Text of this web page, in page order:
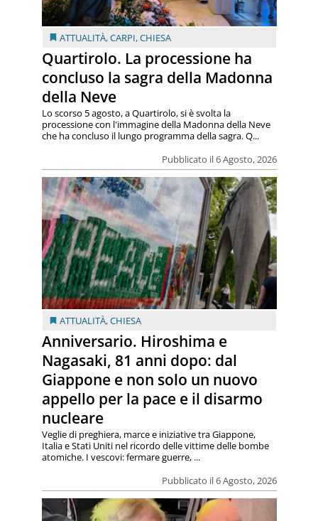
ATTUALITÀ,CARPI,CHIESA
Quartirolo. La processione ha
concluso la sagra della Madonna
della Neve
Pubblicato il 6 Agosto, 2026
Lo scorso 5 agosto, a Quartirolo, si è svolta la
processione con l'immagine della Madonna della Neve
che ha concluso il lungo programma della sagra. Q...
ATTUALITÀ,CHIESA
Anniversario. Hiroshima e
Nagasaki, 81 anni dopo: dal
Giappone e non solo un nuovo
appello per la pace e il disarmo
nucleare
Pubblicato il 6 Agosto, 2026
Veglie di preghiera, marce e iniziative tra Giappone,
Italia e Stati Uniti nel ricordo delle vittime delle bombe
atomiche. I vescovi: fermare guerre, ...